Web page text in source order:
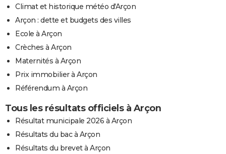
Climat et historique météo d'Arçon
Arçon : dette et budgets des villes
Ecole à Arçon
Crèches à Arçon
Maternités à Arçon
Prix immobilier à Arçon
Référendum à Arçon
Tous les résultats officiels à Arçon
Résultat municipale 2026 à Arçon
Résultats du bac à Arçon
Résultats du brevet à Arçon